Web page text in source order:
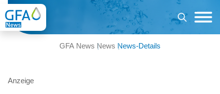
GFA News News News-Details
Anzeige